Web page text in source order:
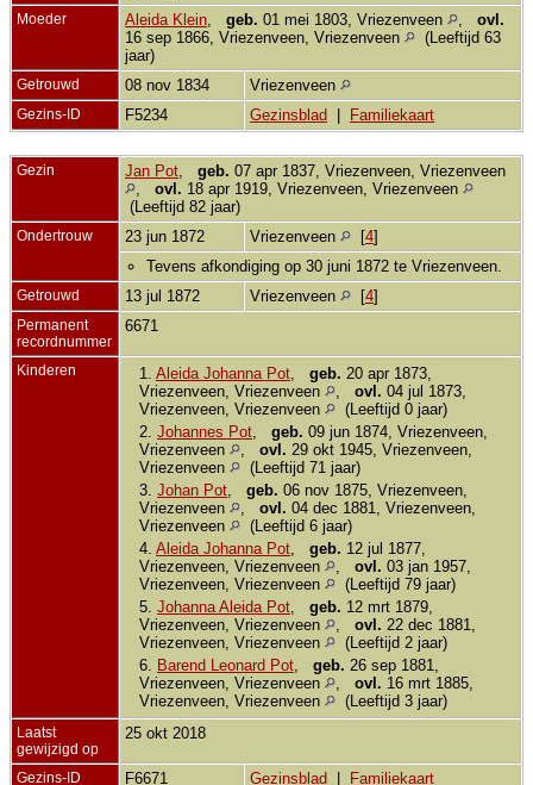
Moeder Aleida Klein geb. 01 mei 1803, Vriezenveen
ovl.
16 sep 1866, Vriezenveen, Vriezenveen
(Leeftijd 63
jaar)
Getrouwd 08 nov 1834 Vriezenveen
Gezins-ID F5234 Gezinsblad Familiekaart
Gezin Jan Pot geb. 07 apr 1837, Vriezenveen, Vriezenveen
ovl. 18 apr 1919, Vriezenveen, Vriezenveen
(Leeftijd 82 jaar)
Ondertrouw 23 jun 1872 Vriezenveen [4]
Tevens afkondiging op 30 juni 1872 te Vriezenveen.
Getrouwd 13 jul 1872 Vriezenveen [4]
Permanent
recordnummer
6671
Kinderen 1. Aleida Johanna Pot geb. 20 apr 1873,
Vriezenveen, Vriezenveen
ovl. 04 jul 1873,
Vriezenveen, Vriezenveen
(Leeftijd 0 jaar)
2. Johannes Pot geb. 09 jun 1874, Vriezenveen,
Vriezenveen
ovl. 29 okt 1945, Vriezenveen,
Vriezenveen
(Leeftijd 71 jaar)
3. Johan Pot geb. 06 nov 1875, Vriezenveen,
Vriezenveen
ovl. 04 dec 1881, Vriezenveen,
Vriezenveen
(Leeftijd 6 jaar)
4. Aleida Johanna Pot geb. 12 jul 1877,
Vriezenveen, Vriezenveen
ovl. 03 jan 1957,
Vriezenveen, Vriezenveen
(Leeftijd 79 jaar)
5. Johanna Aleida Pot geb. 12 mrt 1879,
Vriezenveen, Vriezenveen
ovl. 22 dec 1881,
Vriezenveen, Vriezenveen
(Leeftijd 2 jaar)
6.
Barend Leonard Pot geb. 26 sep 1881,
Vriezenveen, Vriezenveen
ovl. 16 mrt 1885,
Vriezenveen, Vriezenveen
(Leeftijd 3 jaar)
Laatst
gewijzigd op
25 okt 2018
Gezins-ID F6671 Gezinsblad Familiekaart